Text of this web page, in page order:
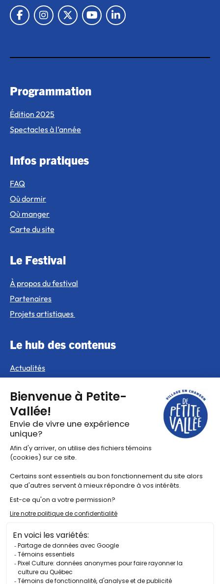
Lien vers Facebook
Lien vers Instagram
Lien vers XLien vers Youtube
Lien vers Linkedin
Programmation
Édition 2025
Spectacles à l’année
Infos pratiques
FAQ
Où dormir
Où manger
Carte du site
Le Festival
À propos du festival
Partenaires
Projets artistiques
Le hub des contenus
Actualités
Vidéos
©2025 Tous droits réservés Festival en chanson de Petite-
Vallée
Politique de confidentialité